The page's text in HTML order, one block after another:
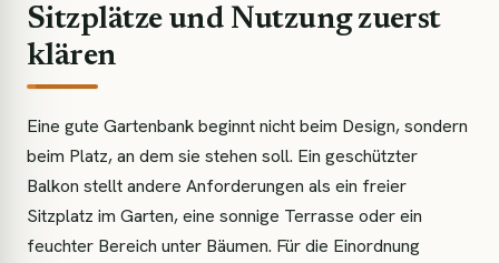
Sitzplätze und Nutzung zuerst
klären
Eine gute Gartenbank beginnt nicht beim Design, sondern
beim Platz, an dem sie stehen soll. Ein geschützter
Balkon stellt andere Anforderungen als ein freier
Sitzplatz im Garten, eine sonnige Terrasse oder ein
feuchter Bereich unter Bäumen. Für die Einordnung